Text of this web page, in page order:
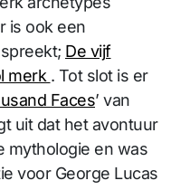
is ook een
De vijf
merk . Tot slot is er
Faces’ van
uit dat het avontuur
mythologie en was
voor George Lucas